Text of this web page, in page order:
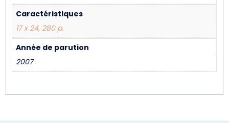
Caractéristiques
17 x 24, 280 p.
Année de parution
2007